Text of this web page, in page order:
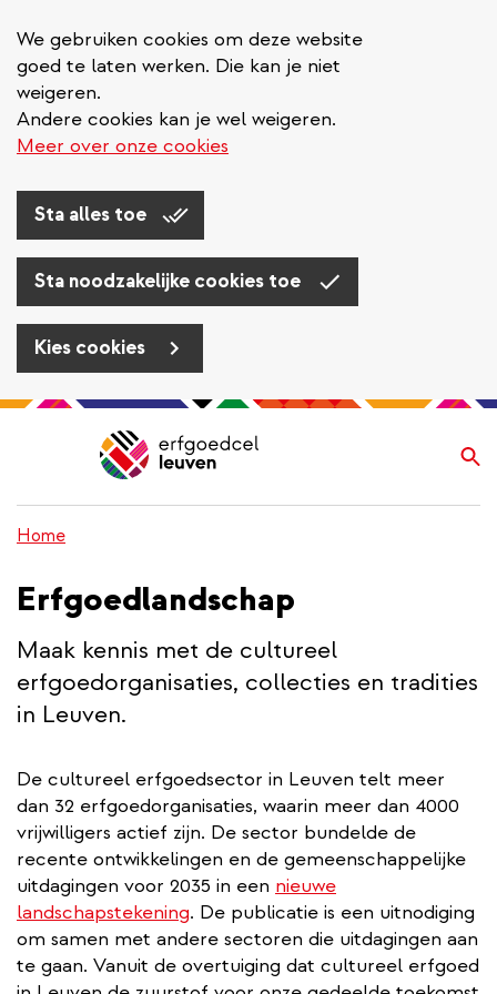
We gebruiken cookies om deze website
goed te laten werken. Die kan je niet
weigeren.
Andere cookies kan je wel weigeren.
Meer over onze cookies
Sta alles toe
Sta noodzakelijke cookies toe
Kies cookies
Overslaan
gaan
Navigatie
wisselen
Home
Erfgoedlandschap
Maak kennis met de cultureel
erfgoedorganisaties, collecties en tradities
in Leuven.
De cultureel erfgoedsector in Leuven telt meer
dan 32 erfgoedorganisaties, waarin meer dan 4000
vrijwilligers actief zijn. De sector bundelde de
recente ontwikkelingen en de gemeenschappelijke
uitdagingen voor 2035 in een nieuwe
landschapstekening. De publicatie is een uitnodiging
om samen met andere sectoren die uitdagingen aan
te gaan. Vanuit de overtuiging dat cultureel erfgoed